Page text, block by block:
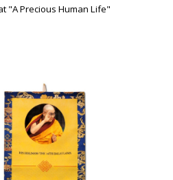
"A Precious Human Life"